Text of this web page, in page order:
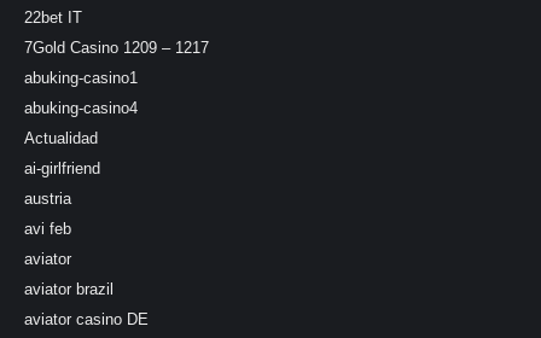
22bet IT
7Gold Casino 1209 – 1217
abuking-casino1
abuking-casino4
Actualidad
ai-girlfriend
austria
avi feb
aviator
aviator brazil
aviator casino DE